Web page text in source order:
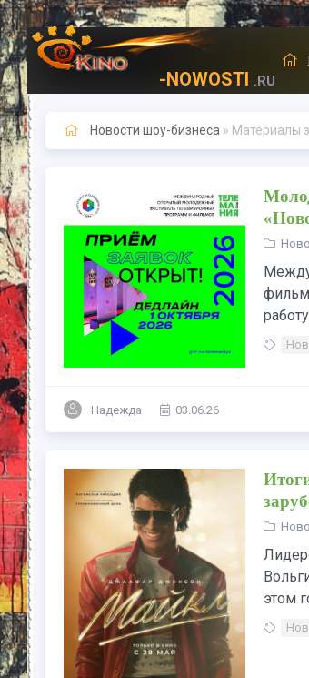
-NOWOSTI .RU
Новости шоу-бизнеса » Материалы
Надежда 03.06.26
этом